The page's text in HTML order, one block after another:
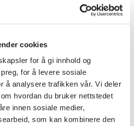
cookies
for å gi innhold og
for å levere sosiale
å analysere trafikken vår. Vi deler
hvordan du bruker nettstedet
innen sosiale medier,
som kan kombinere den
Trykk på
for å lese historien.
bærekraft